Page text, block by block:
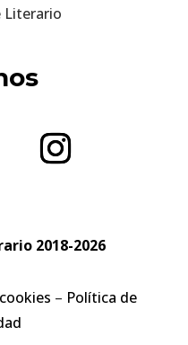
2018-2026
– Política de